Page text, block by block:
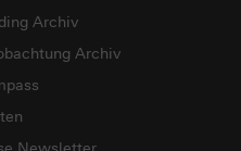
Archiv
Archiv